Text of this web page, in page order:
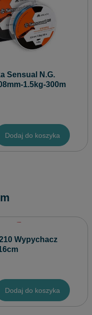
Sensual N.G.
1.5kg-300m
Dodaj do koszyka
Wypychacz
Dodaj do koszyka